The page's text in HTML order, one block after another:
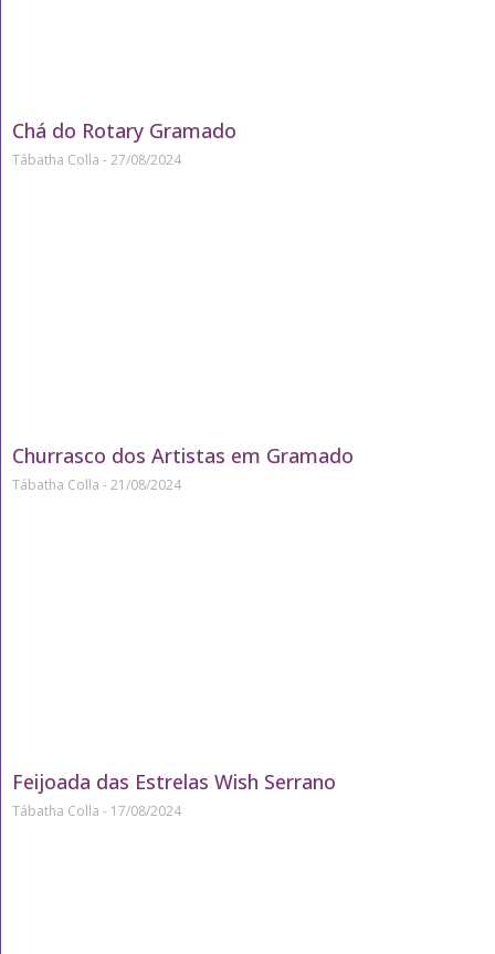
Chá do Rotary Gramado
Tábatha Colla 27/08/2024
Churrasco dos Artistas em Gramado
Tábatha Colla 21/08/2024
Feijoada das Estrelas Wish Serrano
Tábatha Colla 17/08/2024